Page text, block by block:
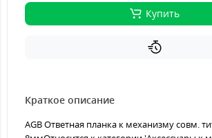
Купить
Краткое описание
AGB Ответная планка к механизму совм.